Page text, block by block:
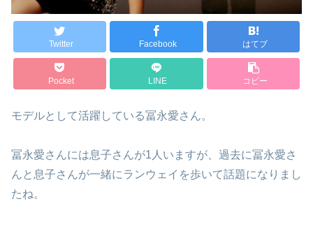
Twitter Facebook はてブ
Pocket LINE コピー
モデルとして活躍している冨永愛さん。
冨永愛さんには息子さんが1人いますが、過去に冨永愛さ
んと息子さんが一緒にランウェイを歩いて話題になりまし
たね。